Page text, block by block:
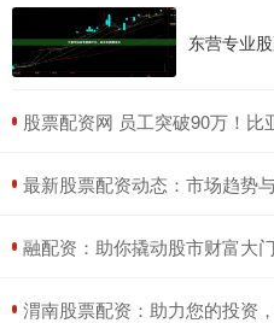
东营专业
股票配资网 员工突破90万！比
最新股票配资动态：市场趋势
​融配资：助你撬动股市财富大门
渭南股票配资：助力您的投资